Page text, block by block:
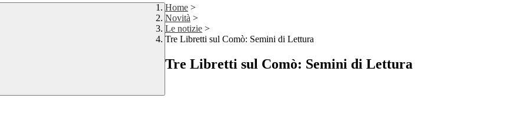
Home >
Novità >
Le notizie >
Tre Libretti sul Comò: Semini di Lettura
Tre Libretti sul Comò: Semini di Lettura